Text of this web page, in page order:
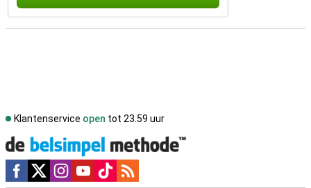
Klantenservice open tot 23.59 uur
Social media